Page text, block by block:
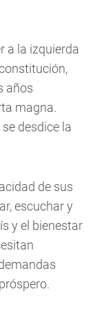
a la izquierda
años
magna.
desdice la
de sus
escuchar y
y el bienestar